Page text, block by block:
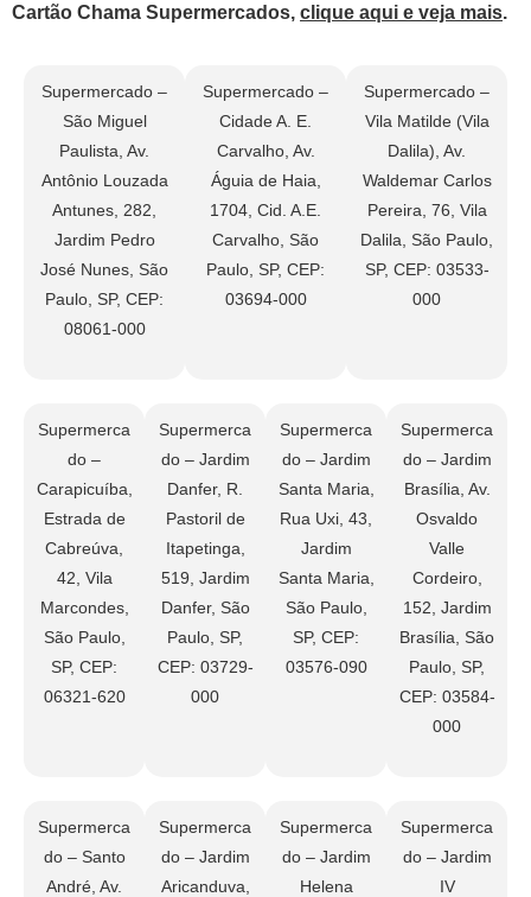
Cartão Chama Supermercados, clique aqui e veja mais.
Supermercado –
São Miguel
Paulista, Av.
Antônio Louzada
Antunes, 282,
Jardim Pedro
José Nunes, São
Paulo, SP, CEP:
08061-000
Supermercado –
Cidade A. E.
Carvalho, Av.
Águia de Haia,
1704, Cid. A.E.
Carvalho, São
Paulo, SP, CEP:
03694-000
Supermercado –
Vila Matilde (Vila
Dalila), Av.
Waldemar Carlos
Pereira, 76, Vila
Dalila, São Paulo,
SP, CEP: 03533-
000
Supermerca
do –
Carapicuíba,
Estrada de
Cabreúva,
42, Vila
Marcondes,
São Paulo,
SP, CEP:
06321-620
Supermerca
do – Jardim
Danfer, R.
Pastoril de
Itapetinga,
519, Jardim
Danfer, São
Paulo, SP,
CEP: 03729-
000
Supermerca
do – Jardim
Santa Maria,
Rua Uxi, 43,
Jardim
Santa Maria,
São Paulo,
SP, CEP:
03576-090
Supermerca
do – Jardim
Brasília, Av.
Osvaldo
Valle
Cordeiro,
152, Jardim
Brasília, São
Paulo, SP,
CEP: 03584-
000
Supermerca
do – Santo
André, Av.
Supermerca
do – Jardim
Aricanduva,
Supermerca
do – Jardim
Helena
Supermerca
do – Jardim
IV